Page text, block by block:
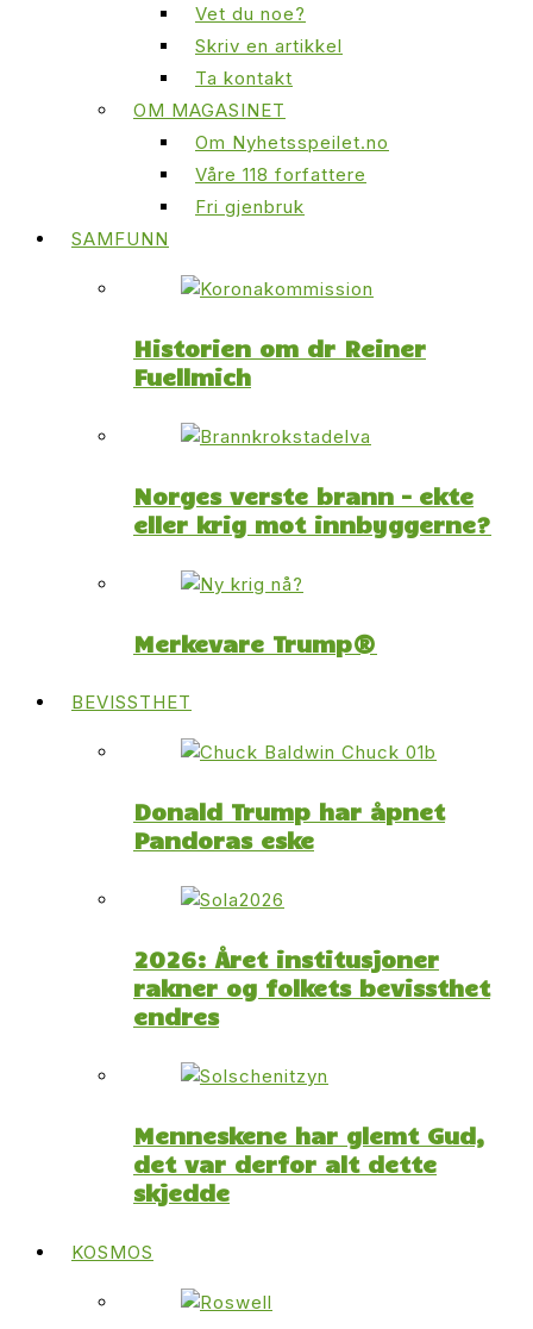
Vet du noe?
Skriv en artikkel
Ta kontakt
OM MAGASINET
Om Nyhetsspeilet.no
Våre 118 forfattere
Fri gjenbruk
SAMFUNN
Historien om dr Reiner
Fuellmich
Norges verste brann – ekte
eller krig mot innbyggerne?
Merkevare Trump®
BEVISSTHET
Donald Trump har åpnet
Pandoras eske
2026: Året institusjoner
rakner og folkets bevissthet
endres
Menneskene har glemt Gud,
det var derfor alt dette
skjedde
KOSMOS